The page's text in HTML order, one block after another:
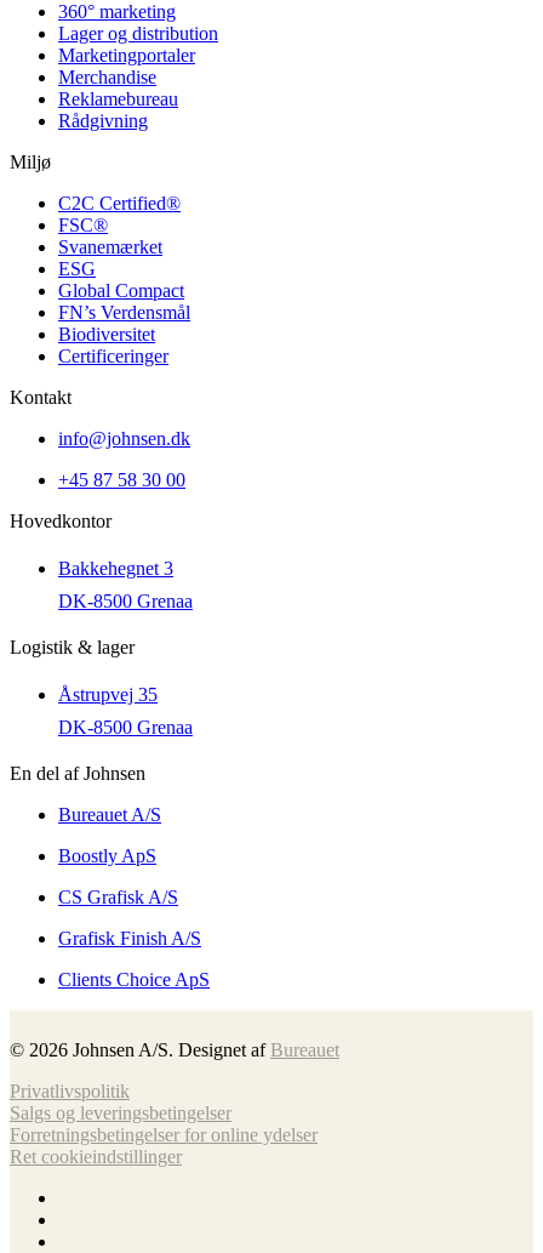
360° marketing
Lager og distribution
Marketing­portaler
Merchandise
Reklamebureau
Rådgivning
Miljø
C2C Certified®
FSC®
Svanemærket
ESG
Global Compact
FN’s Verdensmål
Biodiversitet
Certificeringer
Kontakt
info@johnsen.dk
+45 87 58 30 00
Hovedkontor
Bakkehegnet 3
DK-8500 Grenaa
Logistik & lager
Åstrupvej 35
DK-8500 Grenaa
En del af Johnsen
Bureauet A/S
Boostly ApS
CS Grafisk A/S
Grafisk Finish A/S
Clients Choice ApS
© 2026 Johnsen A/S. Designet af Bureauet
Privatlivspolitik
Salgs og leveringsbetingelser
Forretnings­betingelser for online ydelser
Ret cookieindstillinger